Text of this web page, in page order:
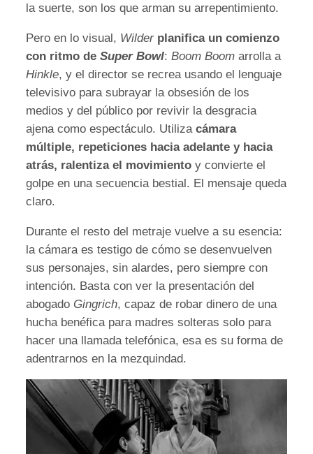
la suerte, son los que arman su arrepentimiento.
Pero en lo visual, Wilder planifica un comienzo
con ritmo deSuper Bowl:Boom Boom arrolla a
Hinkle, y el director se recrea usando el lenguaje
televisivo para subrayar la obsesión de los
medios y del público por revivir la desgracia
ajena como espectáculo. Utilizacámara
múltiple, repeticiones hacia adelante y hacia
atrás, ralentiza el movimiento y convierte el
golpe en una secuencia bestial. El mensaje queda
claro.
Durante el resto del metraje vuelve a su esencia:
la cámara es testigo de cómo se desenvuelven
sus personajes, sin alardes, pero siempre con
intención. Basta con ver la presentación del
abogado Gingrich, capaz de robar dinero de una
hucha benéfica para madres solteras solo para
hacer una llamada telefónica, esa es su forma de
adentrarnos en la mezquindad.